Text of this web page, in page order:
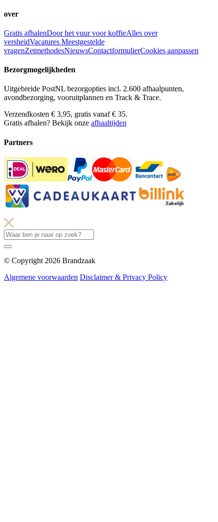
over
Gratis afhalenDoor het vuur voor koffieAlles over
versheidVacatures Meestgestelde
vragenZetmethodesNieuwsContactformulierCookies aanpassen
Bezorgmogelijkheden
Uitgebreide PostNL bezorgopties incl. 2.600 afhaalpunten,
avondbezorging, vooruitplannen en Track & Trace.
Verzendkosten € 3,95, gratis vanaf € 35.
Gratis afhalen? Bekijk onze afhaaltijden
Partners
© Copyright 2026 Brandzaak
Algemene voorwaarden Disclaimer & Privacy Policy